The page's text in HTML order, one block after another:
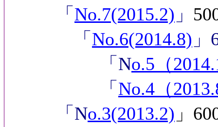
「 No.7(2015.2) 」
「 No.6(2014.8)
「No.5（
「 No.4（
「 No.3(2013.2) 」